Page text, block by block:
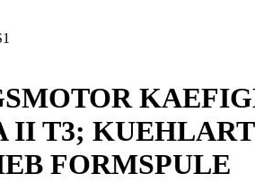
II T3;
FORMSPULE